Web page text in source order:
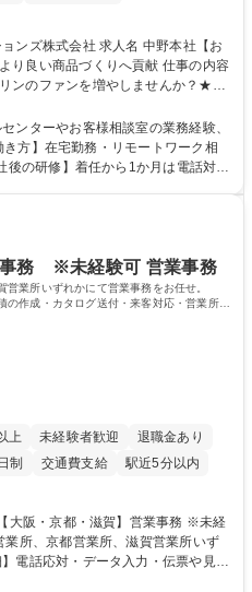
求人名 中野本社【お
商品づくりへ貢献 仕事の内容
ンのファンを増やしませんか？★≫
活かしていく上で、窓口となるお客
お客様からの声に迅速かつ誠意をも
ープ内活動に反映しています。 【具
本社【お客様
い商品づくりへ貢献
ンターやお客様相談室の業務経験、
方】在宅勤務・リモートワーク相
て】キリングループの広報機能を担
切にし、磨き上げたホスピタリティ
がら広報関連業務を行っておりま
事務 ※未経験可 営業事務
営業所いずれかにて営業事務をお任せ。
の作成・カタログ送付・来客対応・営業所内
上 未経験者歓迎
退職金あり
制 交通費支給
駅近5分以内
電話応対・データ入力・伝票や見積
業所内で発生する事務業務や業務改